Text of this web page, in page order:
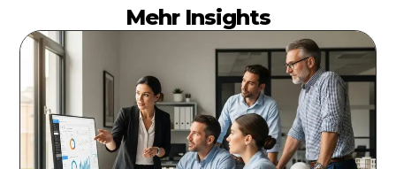
Mehr Insights